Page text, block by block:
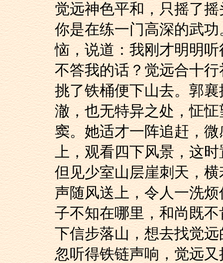
觉远神色平和，只摇了
你是在练一门高深的武
恼，说道：我刚才明明
不答我的话？觉远合十
挑了铁桶便下山去。郭
澈，也无特异之处，怔
窦。她适才一阵追赶，
上，观看四下风景，这
但见少室山层崖刺天，
声随风送上，令人一洗
子不知在哪里，和尚既
下信步落山，想去找觉
忽听得铁链声响，觉远